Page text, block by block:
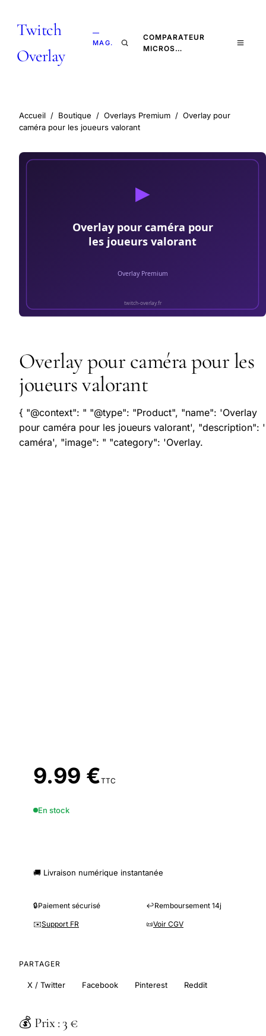
Twitch
Overlay
—
MAG.
COMPARATEUR
MICROS…
Accueil / Boutique / Overlays Premium / Overlay pour
caméra pour les joueurs valorant
Overlay pour caméra pour les
joueurs valorant
{ "@context": " "@type": "Product", "name": 'Overlay
pour caméra pour les joueurs valorant', "description": '
caméra', "image": " "category": 'Overlay.
9.99 €TTC
En stock
🚚 Livraison numérique instantanée
🔒Paiement sécurisé ↩️Remboursement 14j
✉️Support FR 📜Voir CGV
PARTAGER
X / Twitter Facebook Pinterest Reddit
💰 Prix : 3 €